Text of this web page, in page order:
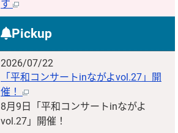
す
Pickup
2026/07/22
「平和コンサートinながよvol.27」開
催！
8月9日「平和コンサートinながよ
vol.27」開催！